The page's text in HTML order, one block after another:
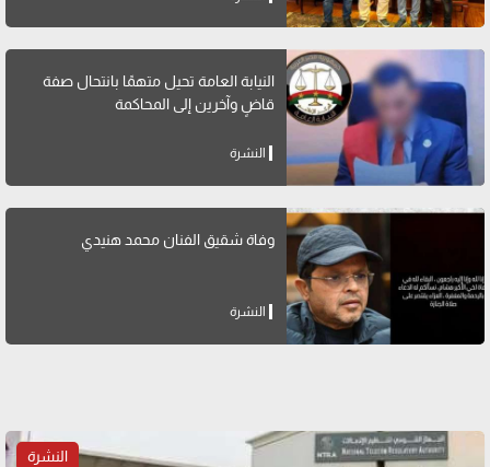
النيابة العامة تحيل متهمًا بانتحال صفة
قاضٍ وآخرين إلى المحاكمة
النشرة
وفاة شقيق الفنان محمد هنيدي
النشرة
النشرة